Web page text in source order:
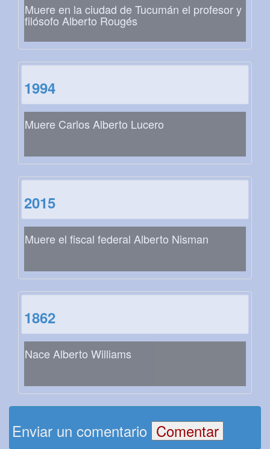
Muere en la ciudad de Tucumán el profesor y
filósofo Alberto Rougés
1994
Muere Carlos Alberto Lucero
2015
Muere el fiscal federal Alberto Nisman
1862
Nace Alberto Williams
Enviar un comentario